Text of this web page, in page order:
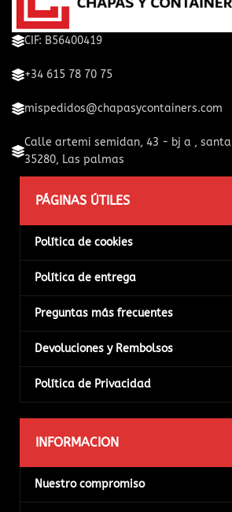
CIF: B56400419
+34 615 78 70 75
mispedidos@chapasycontainers.com
Calle artemi semidan, 43 - bj a ,
35280, Las palmas
PÁGINAS ÚTILES
Política de cookies
Política de entrega
Preguntas más frecuentes
Devoluciones y Rembolsos
Política de Privacidad
INFORMACION
Nuestro compromiso